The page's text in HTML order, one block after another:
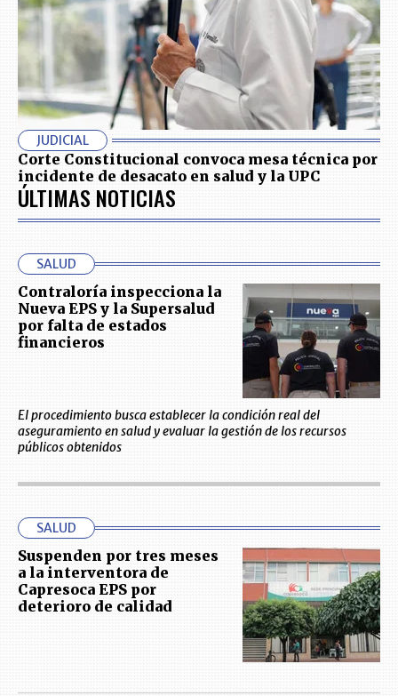
JUDICIAL
Corte Constitucional convoca mesa técnica por
incidente de desacato en salud y la UPC
ÚLTIMAS NOTICIAS
SALUD
Contraloría inspecciona la
Nueva EPS y la Supersalud
por falta de estados
financieros
El procedimiento busca establecer la condición real del
aseguramiento en salud y evaluar la gestión de los recursos
públicos obtenidos
SALUD
Suspenden por tres meses
a la interventora de
Capresoca EPS por
deterioro de calidad